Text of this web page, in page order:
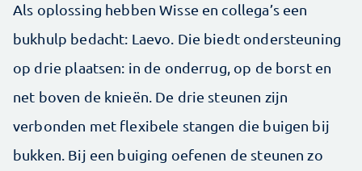
Als oplossing hebben Wisse en collega’s een
bukhulp bedacht: Laevo. Die biedt ondersteuning
op drie plaatsen: in de onderrug, op de borst en
net boven de knieën. De drie steunen zijn
verbonden met flexibele stangen die buigen bij
bukken. Bij een buiging oefenen de steunen zo